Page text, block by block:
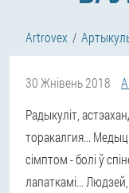
Artrovex
30 Жнівень 2018
Радыкуліт,
торакалгия...
сімптом - болі ў
лапаткамі... Людзей,